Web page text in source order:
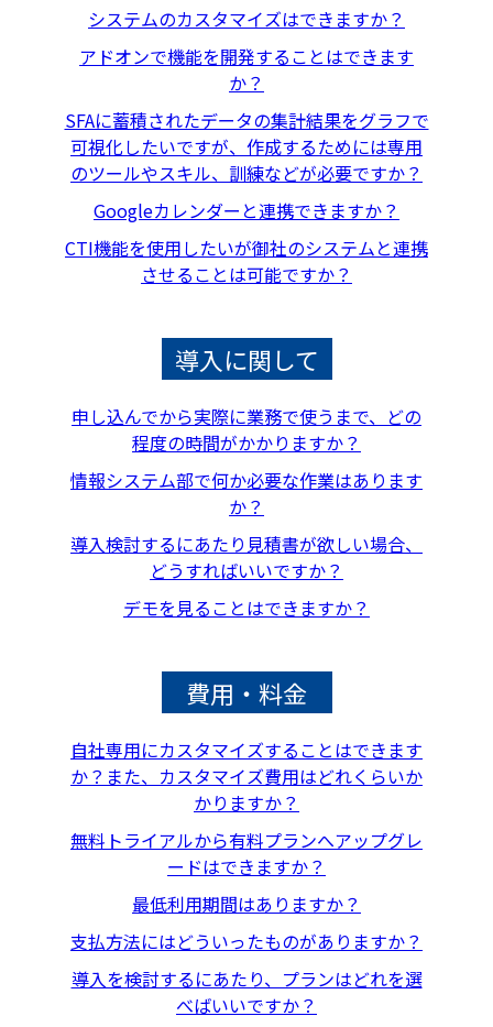
システムのカスタマイズはできますか？
アドオンで機能を開発することはできます
か？
SFAに蓄積されたデータの集計結果をグラフで
可視化したいですが、作成するためには専用
のツールやスキル、訓練などが必要ですか？
Googleカレンダーと連携できますか？
CTI機能を使用したいが御社のシステムと連携
させることは可能ですか？
導入に関して
申し込んでから実際に業務で使うまで、どの
程度の時間がかかりますか？
情報システム部で何か必要な作業はあります
か？
導入検討するにあたり見積書が欲しい場合、
どうすればいいですか？
デモを見ることはできますか？
費用・料金
自社専用にカスタマイズすることはできます
か？また、カスタマイズ費用はどれくらいか
かりますか？
無料トライアルから有料プランへアップグレ
ードはできますか？
最低利用期間はありますか？
支払方法にはどういったものがありますか？
導入を検討するにあたり、プランはどれを選
べばいいですか？